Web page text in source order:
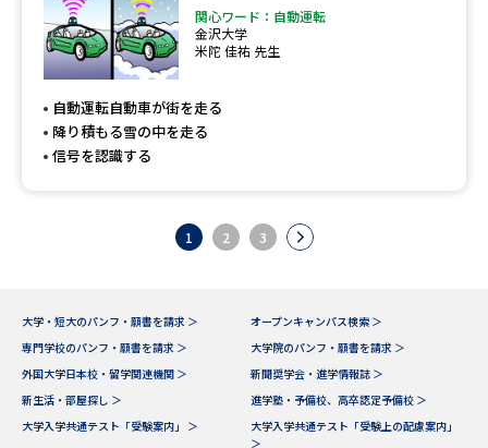
関心ワード：自動運転
金沢大学
米陀 佳祐 先生
自動運転自動車が街を走る
降り積もる雪の中を走る
信号を認識する
1 2 3
大学・短大のパンフ・願書を請求 ＞
オープンキャンパス検索 ＞
専門学校のパンフ・願書を請求 ＞
大学院のパンフ・願書を請求 ＞
外国大学日本校・留学関連機関 ＞
新聞奨学会・進学情報誌 ＞
新生活・部屋探し ＞
進学塾・予備校、高卒認定予備校 ＞
大学入学共通テスト「受験案内」 ＞
大学入学共通テスト「受験上の配慮案内」
＞